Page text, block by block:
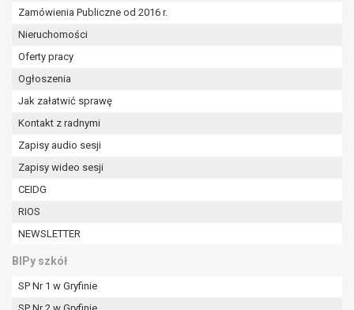
Zamówienia Publiczne od 2016 r.
Nieruchomości
Oferty pracy
Ogłoszenia
Jak załatwić sprawę
Kontakt z radnymi
Zapisy audio sesji
Zapisy wideo sesji
CEIDG
RIOS
NEWSLETTER
BIPy szkół
SP Nr 1 w Gryfinie
przetwarzać tych danych osobowych, chyba
W przypadku gdy przetwarzanie danych
osobowych odbywa się na podstawie zgody osoby
przetwarzania, którego dokonano na podstawie
Przysługuje Pani/Panu prawo wniesienia skargi do